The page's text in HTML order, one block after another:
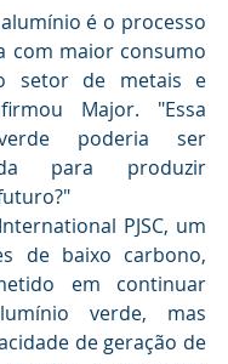
é o processo
com maior consumo
setor de metais e
Major. "Essa
poderia ser
para produzir
PJSC, um
de baixo carbono,
em continuar
verde, mas
de geração de